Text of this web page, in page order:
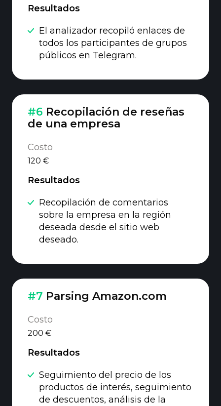
Resultados
El analizador recopiló enlaces de
todos los participantes de grupos
públicos en Telegram.
#6 Recopilación de reseñas
de una empresa
Costo
120 €
Resultados
Recopilación de comentarios
sobre la empresa en la región
deseada desde el sitio web
deseado.
#7 Parsing Amazon.com
Costo
200 €
Resultados
Seguimiento del precio de los
productos de interés, seguimiento
de descuentos, análisis de la